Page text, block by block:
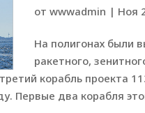
отwwwadmin | Ноя
На полигонах были
ракетного,
корабль проекта
Первые два корабля